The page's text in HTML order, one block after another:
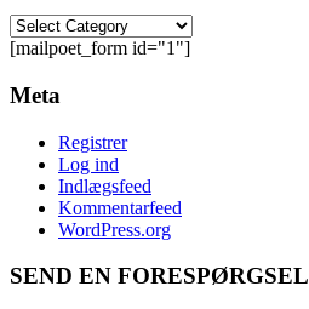
[mailpoet_form id="1"]
Meta
Registrer
Log ind
Indlægsfeed
Kommentarfeed
WordPress.org
SEND EN FORESPØRGSEL